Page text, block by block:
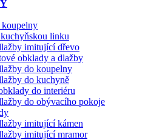
linku
imitující dřevo
obklady a dlažby
do koupelny
do kuchyně
do interiéru
do obývacího pokoje
imitující kámen
imitující mramor